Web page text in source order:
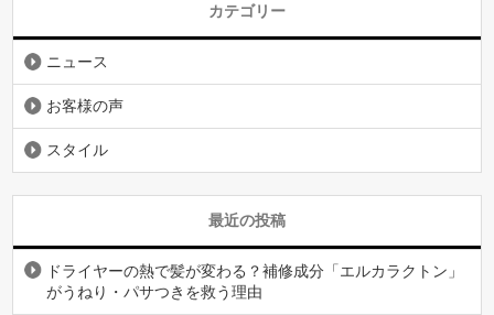
カテゴリー
ニュース
お客様の声
スタイル
最近の投稿
ドライヤーの熱で髪が変わる？補修成分「エルカラクトン」
がうねり・パサつきを救う理由